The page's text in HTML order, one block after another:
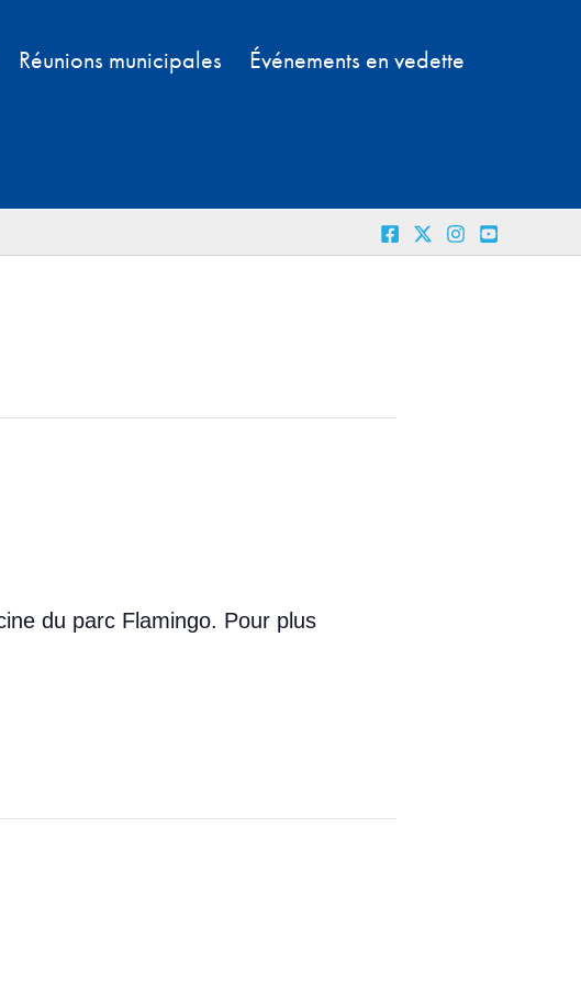
Réunions municipales Événements en vedette
du parc Flamingo. Pour plus